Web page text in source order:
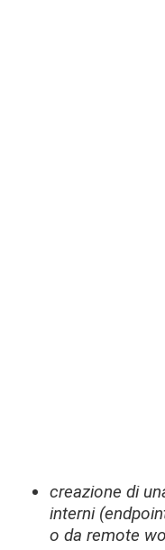
creazione di
interni
o da remote